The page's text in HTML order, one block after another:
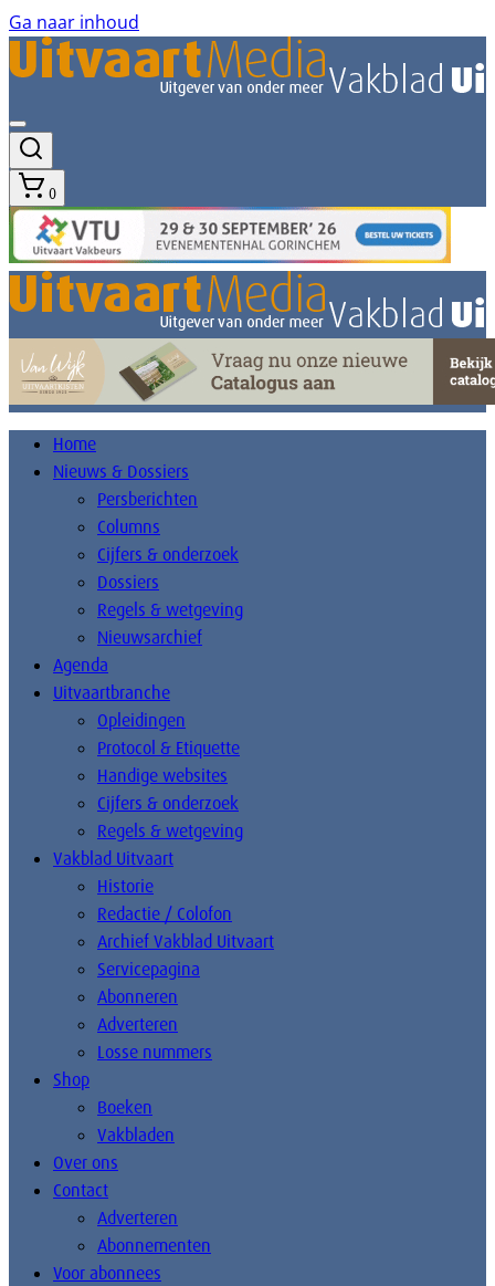
Ga naar inhoud
0
Home
Nieuws & Dossiers
Persberichten
Columns
Cijfers & onderzoek
Dossiers
Regels & wetgeving
Nieuwsarchief
Agenda
Uitvaartbranche
Opleidingen
Protocol & Etiquette
Handige websites
Cijfers & onderzoek
Regels & wetgeving
Vakblad Uitvaart
Historie
Redactie / Colofon
Archief Vakblad Uitvaart
Servicepagina
Abonneren
Adverteren
Losse nummers
Shop
Boeken
Vakbladen
Over ons
Contact
Adverteren
Abonnementen
Voor abonnees